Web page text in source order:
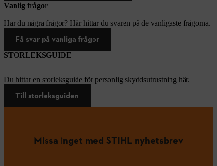
Vanlig frågor
Har du några frågor? Här hittar du svaren på de vanligaste frågorna.
Få svar på vanliga frågor
STORLEKSGUIDE
Du hittar en storleksguide för personlig skyddsutrustning här.
Till storleksguiden
Missa inget med STIHL nyhetsbrev